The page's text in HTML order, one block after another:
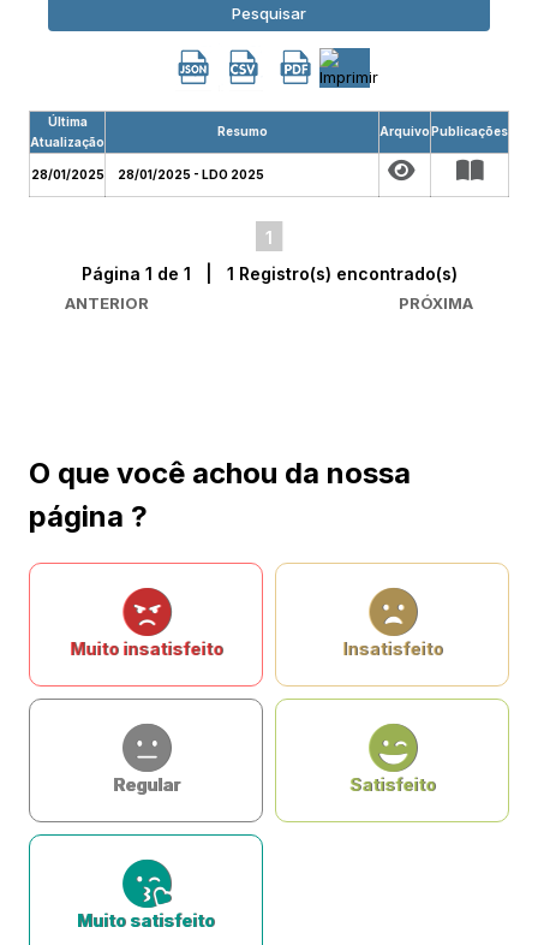
Pesquisar
Última
Atualização
Resumo ArquivoPublicações
28/01/2025 28/01/2025 - LDO 2025
1
ANTERIOR
Página 1 de 1 | 1 Registro(s) encontrado(s)
PRÓXIMA
O que você achou da nossa
página ?
Muito insatisfeito Insatisfeito
Regular Satisfeito
Muito satisfeito